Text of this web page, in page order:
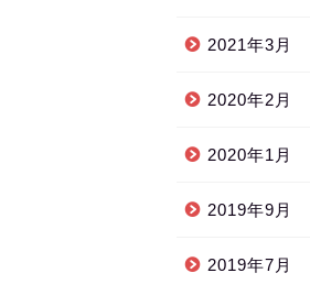
2021年3月
2020年2月
2020年1月
2019年9月
2019年7月